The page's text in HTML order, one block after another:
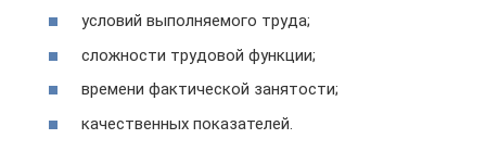
условий выполняемого труда;
сложности трудовой функции;
времени фактической занятости;
качественных показателей.